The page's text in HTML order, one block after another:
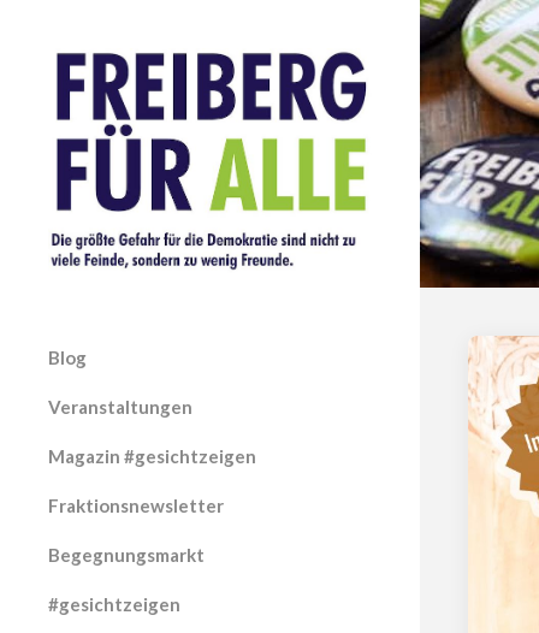
Blog
Veranstaltungen
Magazin #gesichtzeigen
Fraktionsnewsletter
Begegnungsmarkt
#gesichtzeigen